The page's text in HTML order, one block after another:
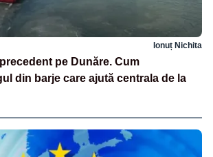
Ionuț Nichita
pe Dunăre. Cum
din barje care ajută centrala de la